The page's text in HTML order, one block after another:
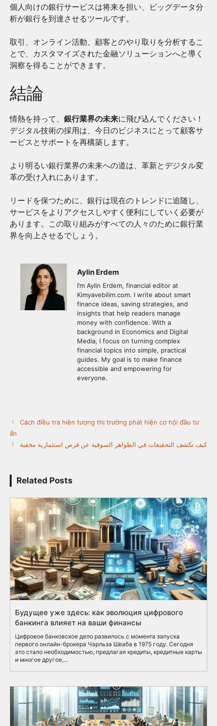
個人向けの銀行サービスは将来を担い、ビッグデータ分
析が銀行を到達させるツールです。
取引、オンライン活動、顧客とのやり取りを分析するこ
とで、カスタマイズされた金融ソリューションへと導く
洞察を得ることができます。
結論
情熱を持って、 銀行業界の未来に飛び込んでください！
デジタル技術の採用は、今日のビジネスにとって顧客サ
ービスとサポートを再構築します。
より明るい銀行業界の未来への道は、革新とデジタル変
革の受け入れにあります。
リードを保つために、銀行は現在のトレンドに追随し、
サービスをよりアクセスしやすく便利にしていく必要が
あります。この取り組みがすべての人々のために銀行業
界を向上させるでしょう。
Aylin Erdem
I’m Aylin Erdem, financial editor at
Kimyavebilim.com. I write about smart
finance ideas, saving strategies, and
insights that help readers manage
money with confidence. With a
background in Economics and Digital
Media, I focus on turning complex
financial topics into simple, practical
guides. My goal is to make finance
accessible and empowering for
everyone.
Cách điều tra hiện tượng thị trường phát hiện cơ hội đầu tư
ẩn
كيف تكشف التحقيقات في الظواهر السوقية عن فرص استثمارية مخفية
Related Posts
Будущее уже здесь: как эволюция цифрового
банкинга влияет на ваши финансы
Цифровое банковское дело развилось с момента запуска
первого онлайн-брокера Чарльза Шваба в 1975 году. Сегодня
это стало необходимостью, предлагая кредиты, кредитные карты
и многое другое,...